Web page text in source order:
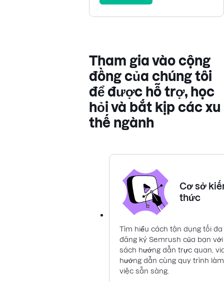
Tham gia vào cộng
đồng của chúng tôi
để được hỗ trợ, học
hỏi và bắt kịp các xu
thế ngành
Cơ sở
thức
Tìm hiểu cách tận dụng tối đa
đăng ký Semrush của bạn
sách hướng dẫn trực quan,
hướng dẫn cùng quy trình làm
việc sẵn sàng.